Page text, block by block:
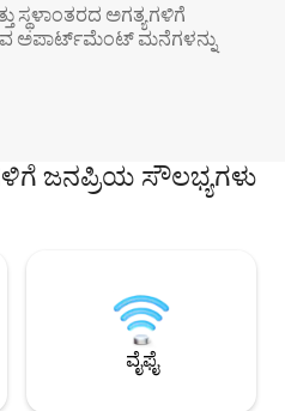
ಸ್ಥಳಾಂತರದ ಅಗತ್ಯಗಳಿಗೆ
ಅಪಾರ್ಟ್‌ಮೆಂಟ್ ಮನೆಗಳನ್ನು
ಜನಪ್ರಿಯ ಸೌಲಭ್ಯಗಳು
ವೈಫೈ